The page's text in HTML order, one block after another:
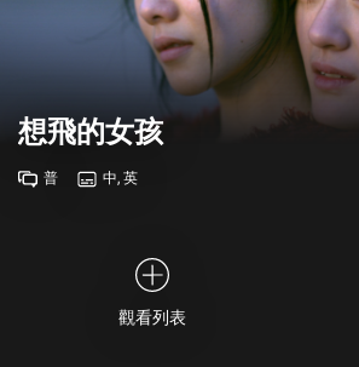
想飛的女孩
普 中, 英
觀看列表